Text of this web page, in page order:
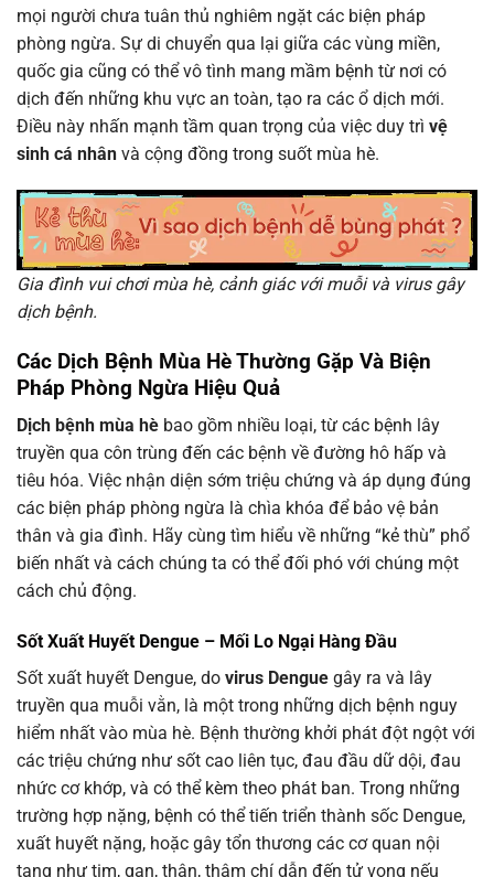
mọi người chưa tuân thủ nghiêm ngặt các biện pháp
phòng ngừa. Sự di chuyển qua lại giữa các vùng miền,
quốc gia cũng có thể vô tình mang mầm bệnh từ nơi có
dịch đến những khu vực an toàn, tạo ra các ổ dịch mới.
Điều này nhấn mạnh tầm quan trọng của việc duy trì vệ
sinh cá nhân và cộng đồng trong suốt mùa hè.
Gia đình vui chơi mùa hè, cảnh giác với muỗi và virus gây
dịch bệnh.
Các Dịch Bệnh Mùa Hè Thường Gặp Và Biện
Pháp Phòng Ngừa Hiệu Quả
Dịch bệnh mùa hè bao gồm nhiều loại, từ các bệnh lây
truyền qua côn trùng đến các bệnh về đường hô hấp và
tiêu hóa. Việc nhận diện sớm triệu chứng và áp dụng đúng
các biện pháp phòng ngừa là chìa khóa để bảo vệ bản
thân và gia đình. Hãy cùng tìm hiểu về những “kẻ thù” phổ
biến nhất và cách chúng ta có thể đối phó với chúng một
cách chủ động.
Sốt Xuất Huyết Dengue – Mối Lo Ngại Hàng Đầu
Sốt xuất huyết Dengue, do virus Dengue gây ra và lây
truyền qua muỗi vằn, là một trong những dịch bệnh nguy
hiểm nhất vào mùa hè. Bệnh thường khởi phát đột ngột với
các triệu chứng như sốt cao liên tục, đau đầu dữ dội, đau
nhức cơ khớp, và có thể kèm theo phát ban. Trong những
trường hợp nặng, bệnh có thể tiến triển thành sốc Dengue,
xuất huyết nặng, hoặc gây tổn thương các cơ quan nội
tạng như tim, gan, thận, thậm chí dẫn đến tử vong nếu